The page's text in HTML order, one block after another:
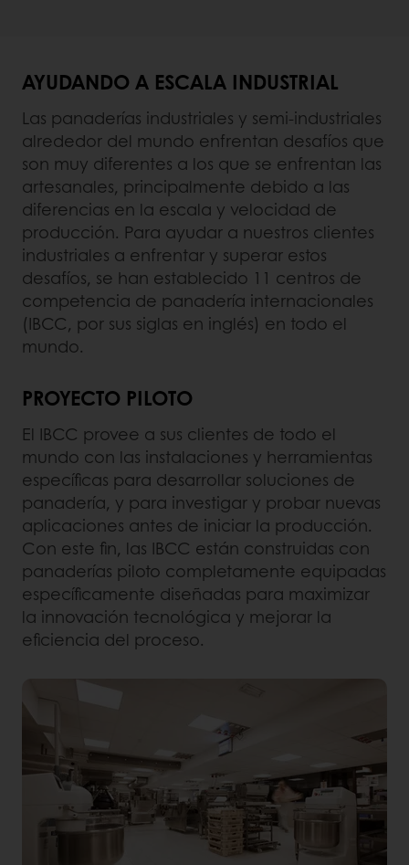
AYUDANDO A ESCALA INDUSTRIAL
Las panaderías industriales y semi-industriales
alrededor del mundo enfrentan desafíos que
son muy diferentes a los que se enfrentan las
artesanales, principalmente debido a las
diferencias en la escala y velocidad de
producción. Para ayudar a nuestros clientes
industriales a enfrentar y superar estos
desafíos, se han establecido 11 centros de
competencia de panadería internacionales
(IBCC, por sus siglas en inglés) en todo el
mundo.
PROYECTO PILOTO
El IBCC provee a sus clientes de todo el
mundo con las instalaciones y herramientas
específicas para desarrollar soluciones de
panadería, y para investigar y probar nuevas
aplicaciones antes de iniciar la producción.
Con este fin, las IBCC están construidas con
panaderías piloto completamente equipadas
específicamente diseñadas para maximizar
la innovación tecnológica y mejorar la
eficiencia del proceso.